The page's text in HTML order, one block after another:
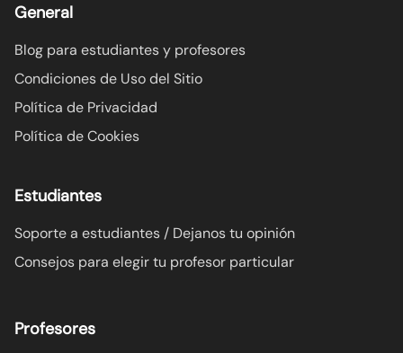
General
Blog para estudiantes y profesores
Condiciones de Uso del Sitio
Política de Privacidad
Política de Cookies
Estudiantes
Soporte a estudiantes / Dejanos tu opinión
Consejos para elegir tu profesor particular
Profesores